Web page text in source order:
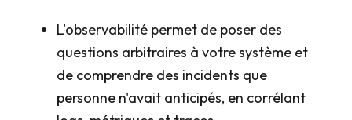
L'observabilité permet de poser des
questions arbitraires à votre système et
de comprendre des incidents que
personne n'avait anticipés, en corrélant